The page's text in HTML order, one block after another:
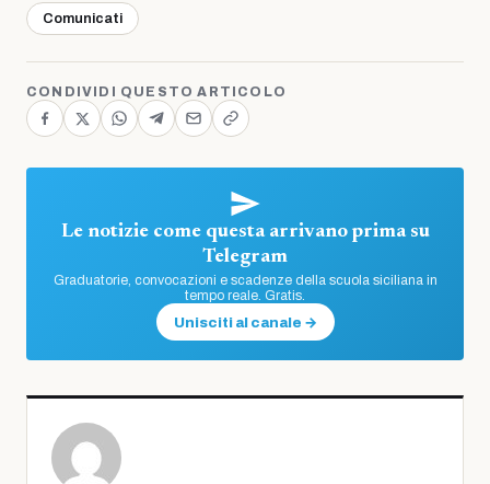
Comunicati
CONDIVIDI QUESTO ARTICOLO
Le notizie come questa arrivano prima su
Telegram
Graduatorie, convocazioni e scadenze della scuola siciliana in
tempo reale. Gratis.
Unisciti al canale →